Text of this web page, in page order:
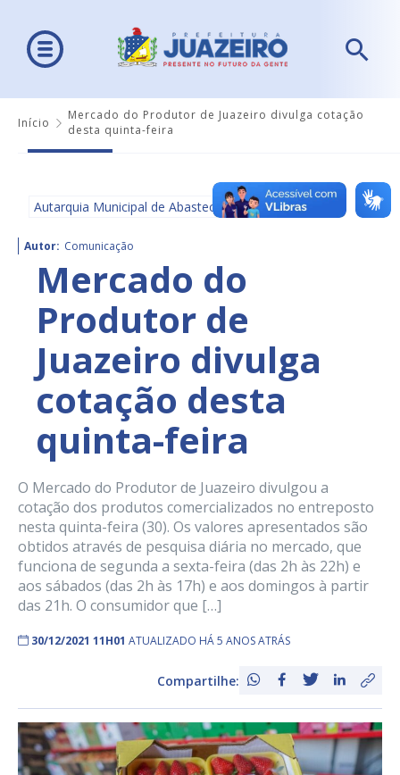
Início
Mercado do Produtor de Juazeiro divulga cotação
desta quinta-feira
Autarquia Municipal de Abastecimento - AMA
Autor: Comunicação
Mercado do
Produtor de
Juazeiro divulga
cotação desta
quinta-feira
O Mercado do Produtor de Juazeiro divulgou a
cotação dos produtos comercializados no entreposto
nesta quinta-feira (30). Os valores apresentados são
obtidos através de pesquisa diária no mercado, que
funciona de segunda a sexta-feira (das 2h às 22h) e
aos sábados (das 2h às 17h) e aos domingos à partir
das 21h. O consumidor que […]
30/12/2021 11H01 ATUALIZADO HÁ 5 ANOS ATRÁS
Compartilhe: